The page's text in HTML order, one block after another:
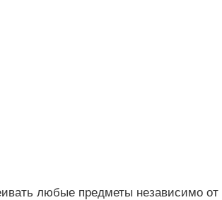
любые предметы независимо от